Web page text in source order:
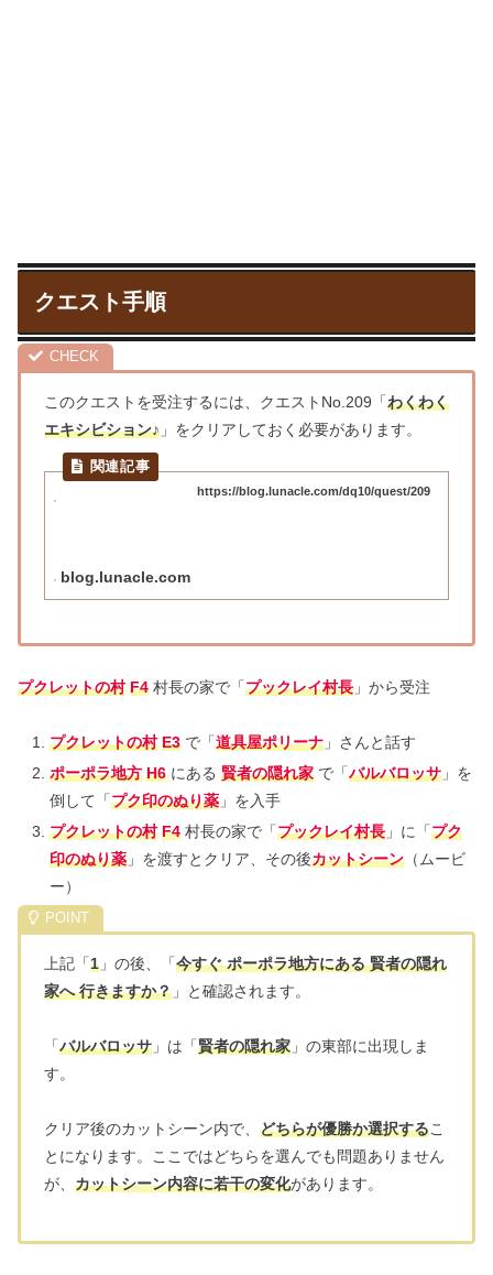
クエスト手順
このクエストを受注するには、クエストNo.209「わくわく
エキシビション♪ 」をクリアしておく必要があります。
https://blog.lunacle.com/dq10/quest/209
blog.lunacle.com
プクレットの村 F4 村長の家で「プックレイ村長 」から受注
プクレットの村 E3で「道具屋ポリーナ」さんと話す
ポーポラ地方 H6にある 賢者の隠れ家で「バルバロッサ」を
倒して「プク印のぬり薬」を入手
プクレットの村 F4村長の家で「プックレイ村長」に「プク
印のぬり薬」を渡すとクリア、その後カットシーン（ムービ
ー）
上記「1 」の後、「今すぐ ポーポラ地方にある 賢者の隠れ
家へ 行きますか？ 」と確認されます。
「バルバロッサ 」は「賢者の隠れ家 」の東部に出現しま
す。
クリア後のカットシーン内で、 どちらが優勝か選択するこ
とになります。ここではどちらを選んでも問題ありません
が、 カットシーン内容に若干の変化があります。